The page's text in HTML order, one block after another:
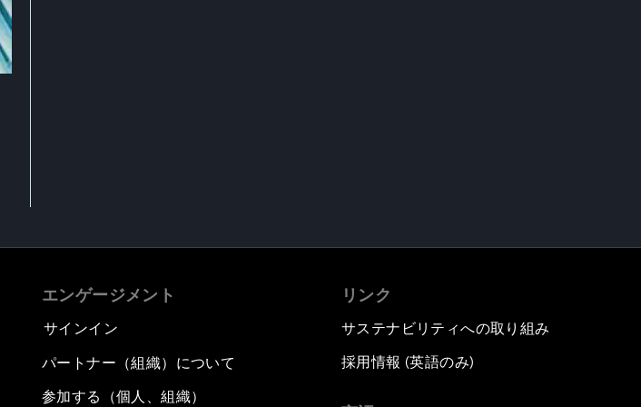
エンゲージメント
サインイン
パートナー（組織）について
参加する（個人、組織）
リンク
サステナビリティへの取り組み
採用情報 (英語のみ)